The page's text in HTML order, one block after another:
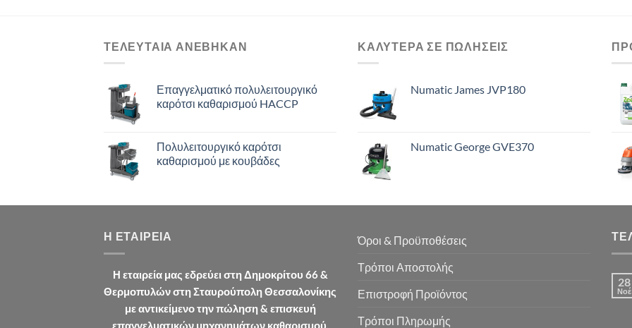
ΤΕΛΕΥΤΑΙΑ ΑΝΈΒΗΚΑΝ
Επαγγελματικό πολυλειτουργικό
καρότσι καθαρισμού HACCP
Πολυλειτουργικό καρότσι
καθαρισμού με κουβάδες
ΚΑΛΥΤΕΡΑ ΣΕ ΠΩΛΗΣΕΙΣ
Numatic James JVP180
Numatic George GVE370
Η ΕΤΑΙΡΕΊΑ
Η εταιρεία μας εδρεύει στη Δημοκρίτου 66 &
Θερμοπυλών στη Σταυρούπολη Θεσσαλονίκης
με αντικείμενο την πώληση & επισκευή
επαγγελματικών μηχανημάτων καθαρισμού.
Όροι & Προϋποθέσεις
Τρόποι Αποστολής
Επιστροφή Προϊόντος
Τρόποι Πληρωμής
28
Νοέ